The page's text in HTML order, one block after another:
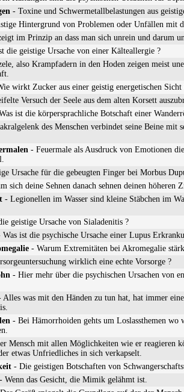
- Toxine und Schwermetallbelastungen aus
Hintergrund von Problemen oder Unfällen mit
im Prinzip an dass man sich unrein und darum
die geistige Ursache von einer Kälteallergie ?
also Krampfadern in den Hoden zeigen meist
wirkt Zucker aus einer geistig energetischen
Versuch der Seele aus dem alten Korsett
ist die körpersprachliche Botschaft einer
des Menschen verbindet seine Beine mit
- Feuermale als Ausdruck von Emotionen
Ursache für die gebeugten Finger bei Morbus
sich deine Sehnen danach sehnen deinen höheren
- Legionellen im Wasser sind kleine Stäbchen im
geistige Ursache von Sialadenitis ?
Was ist die psychische Ursache einer Lupus
- Warum Extremitäten bei Akromegalie
wirklich eine echte Vorsorge ?
- Hier mehr über die psychischen Ursachen von
Alles was mit den Händen zu tun hat, hat immer
- Bei Hämorrhoiden gehts um Loslassthemen
Mensch mit allen Möglichkeiten wie er reagieren
etwas Unfriedliches in sich verkapselt.
- Die geistigen Botschaften von
- Wenn das Gesicht, die Mimik gelähmt ist.